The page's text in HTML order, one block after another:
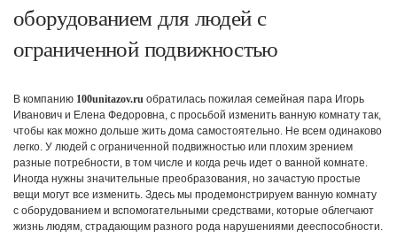
оборудованием для людей с
ограниченной подвижностью
В компанию 100unitazov.ru обратилась пожилая семейная пара Игорь
Иванович и Елена Федоровна, с просьбой изменить ванную комнату так,
чтобы как можно дольше жить дома самостоятельно. Не всем одинаково
легко. У людей с ограниченной подвижностью или плохим зрением
разные потребности, в том числе и когда речь идет о ванной комнате.
Иногда нужны значительные преобразования, но зачастую простые
вещи могут все изменить. Здесь мы продемонстрируем ванную комнату
с оборудованием и вспомогательными средствами, которые облегчают
жизнь людям, страдающим разного рода нарушениями дееспособности.